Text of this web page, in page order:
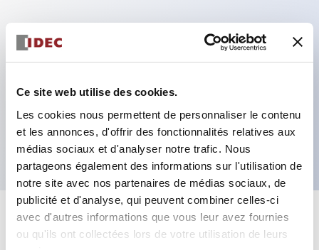
Ce site web utilise des cookies.
Les cookies nous permettent de personnaliser le contenu
et les annonces, d'offrir des fonctionnalités relatives aux
médias sociaux et d'analyser notre trafic. Nous
partageons également des informations sur l'utilisation de
notre site avec nos partenaires de médias sociaux, de
publicité et d'analyse, qui peuvent combiner celles-ci
avec d'autres informations que vous leur avez fournies
ou qu'ils ont collectées lors de votre utilisation de leurs
Caractéristiques clés
Le commutateur sélecteur avec clé adopte une
structure à goupille à cylindre haute sécurité
La structure de protection est IP65 (IEC60529)
Spécifications